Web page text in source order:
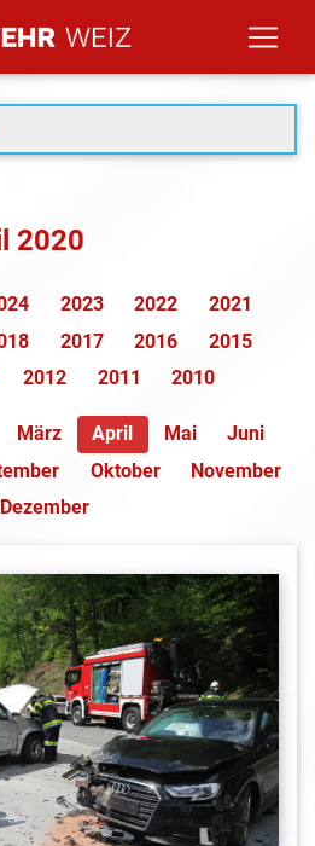
2020
2023 2022
2021
2017 2016
2015
2012 2011 2010
März April Mai
Juni
Oktober
November
Dezember